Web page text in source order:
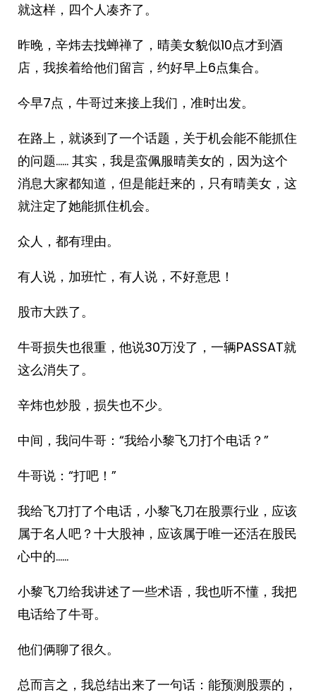
就这样，四个人凑齐了。
昨晚，辛炜去找蝉禅了，晴美女貌似10点才到酒
店，我挨着给他们留言，约好早上6点集合。
今早7点，牛哥过来接上我们，准时出发。
在路上，就谈到了一个话题，关于机会能不能抓住
的问题…… 其实，我是蛮佩服晴美女的，因为这个
消息大家都知道，但是能赶来的，只有晴美女，这
就注定了她能抓住机会。
众人，都有理由。
有人说，加班忙，有人说，不好意思！
股市大跌了。
牛哥损失也很重，他说30万没了，一辆PASSAT就
这么消失了。
辛炜也炒股，损失也不少。
中间，我问牛哥：“我给小黎飞刀打个电话？”
牛哥说：“打吧！”
我给飞刀打了个电话，小黎飞刀在股票行业，应该
属于名人吧？十大股神，应该属于唯一还活在股民
心中的……
小黎飞刀给我讲述了一些术语，我也听不懂，我把
电话给了牛哥。
他们俩聊了很久。
总而言之，我总结出来了一句话：能预测股票的，